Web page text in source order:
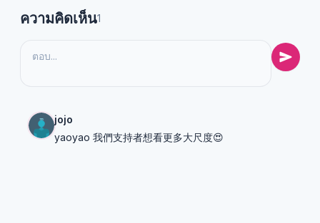
ความคิดเห็น1
jojo
yaoyao 我們支持者想看更多大尺度😍